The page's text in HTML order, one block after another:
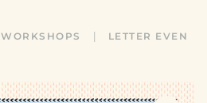
WORKSHOPS
LETTER EVEN